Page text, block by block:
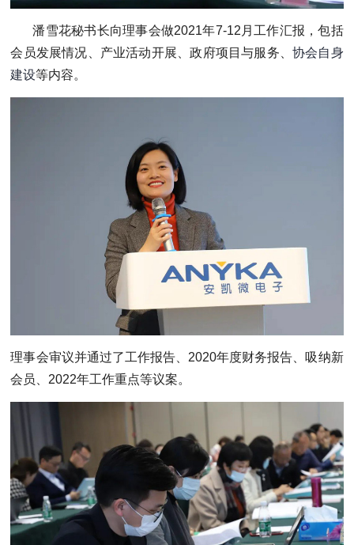
潘雪花秘书长向理事会做2021年7-12月工作汇报，包括
会员发展情况、产业活动开展、政府项目与服务、 协会自身
建设等内容。
理事会审议并通过了工作报告、2020年度财务报告、吸纳新
会员、2022年工作重点等议案。